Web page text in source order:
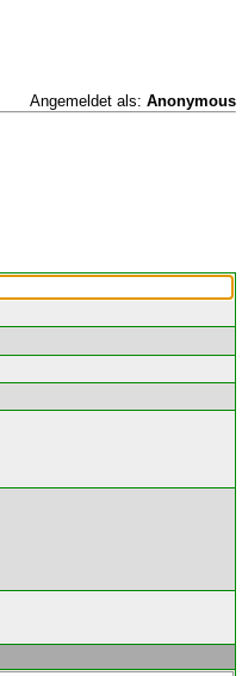
Angemeldet als: Anonymous